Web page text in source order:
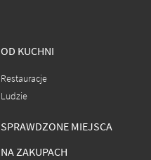
OD KUCHNI
Restauracje
Ludzie
SPRAWDZONE MIEJSCA
NA ZAKUPACH